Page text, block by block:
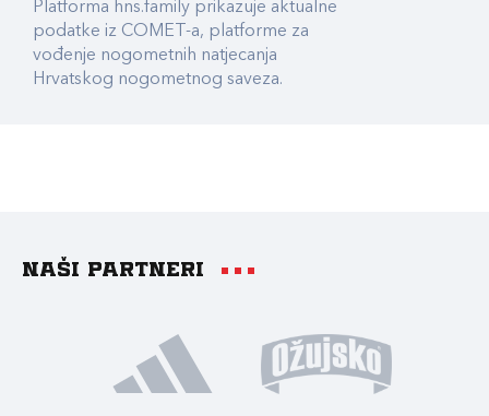
Platforma hns.family prikazuje aktualne
podatke iz COMET-a, platforme za
vođenje nogometnih natjecanja
Hrvatskog nogometnog saveza.
Naši partneri